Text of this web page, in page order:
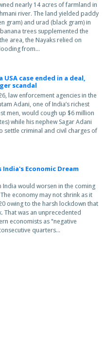
nearly 14 acres of farmland in
river. The land yielded paddy
gram) and urad (black gram) in
trees supplemented the
area, the Nayaks relied on
from...
a USA case ended in a deal,
scandal
law enforcement agencies in the
Adani, one of India’s richest
men, would cough up $6 million
while his nephew Sagar Adani
settle criminal and civil charges of
Economic Dream
would worsen in the coming
economy may not shrink as it
owing to the harsh lockdown that
That was an unprecedented
economists as "negative
quarters...